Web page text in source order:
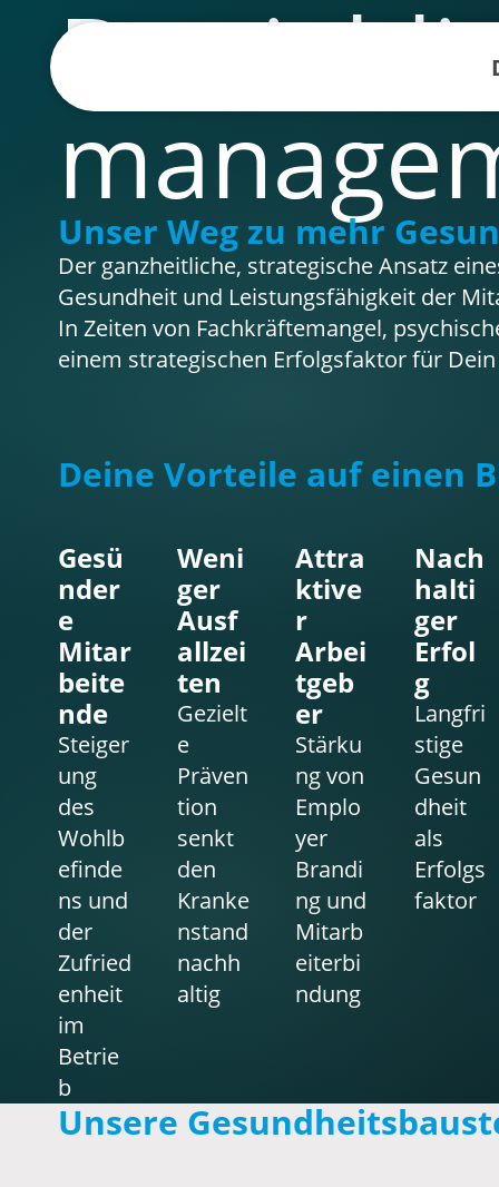
Unser Weg zu mehr
Der ganzheitliche, strategische Ansatz
Gesundheit und Leistungsfähigkeit der
In Zeiten von Fachkräftemangel,
einem strategischen Erfolgsfaktor für
Deine Vorteile auf einen
Gesü
nder
e
Mitar
beite
nde
Steiger
ung
des
Wohlb
efinde
ns und
der
Zufried
enheit
im
Betrie
b
Weni
ger
Ausf
allzei
ten
Gezielt
e
Präven
tion
senkt
den
Kranke
nstand
nachh
altig
Attra
ktive
r
Arbei
tgeb
er
Stärku
ng von
Emplo
yer
Brandi
ng und
Mitarb
eiterbi
ndung
Nach
halti
ger
Erfol
g
Langfri
stige
Gesun
dheit
als
Erfolgs
faktor
Unsere